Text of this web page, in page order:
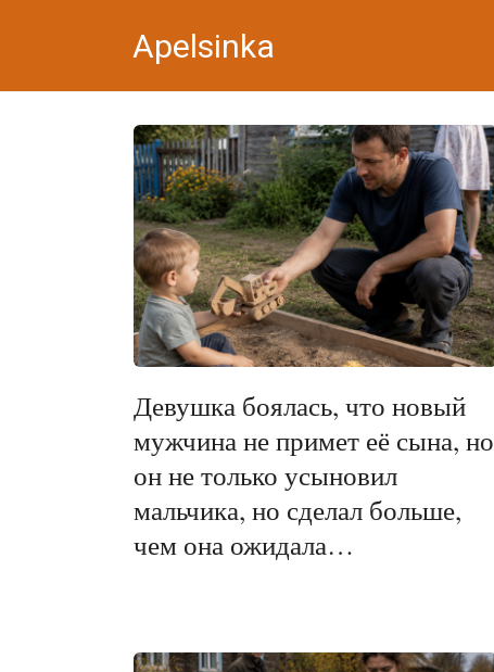
Apelsinka
Девушка боялась, что новый
мужчина не примет её сына, но
он не только усыновил
мальчика, но сделал больше,
чем она ожидала…